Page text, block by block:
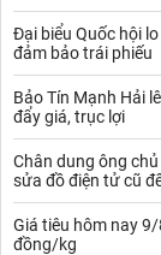
Đại biểu Quốc hội
đảm bảo trái phiếu
Bảo Tín Mạnh Hải
đẩy giá, trục lợi
Chân dung ông
sửa đồ điện tử cũ
Giá tiêu hôm nay
đồng/kg